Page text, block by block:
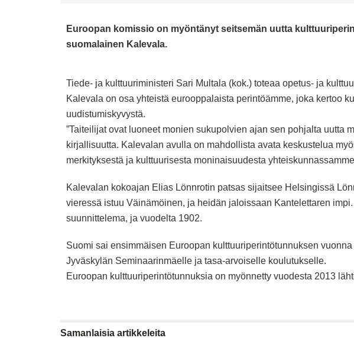
Euroopan komissio on myöntänyt seitsemän uutta
suomalainen Kalevala.
Tiede- ja kulttuuriministeri Sari Multala (kok.) toteaa opetus- ja
Kalevala on osa yhteistä eurooppalaista perintöämme, joka kertoo
uudistumiskyvystä.
”Taiteilijat ovat luoneet monien sukupolvien ajan sen pohjalta uutta
kirjallisuutta. Kalevalan avulla on mahdollista avata keskustelua
merkityksestä ja kulttuurisesta moninaisuudesta
Kalevalan kokoajan Elias Lönnrotin patsas sijaitsee Helsingissä
vieressä istuu Väinämöinen, ja heidän jaloissaan Kantelettaren
suunnittelema, ja vuodelta 1902.
Suomi sai ensimmäisen Euroopan kulttuuriperintötunnuksen
Jyväskylän Seminaarinmäelle ja tasa-arvoiselle koulutukselle.
Euroopan kulttuuriperintötunnuksia on myönnetty vuodesta 2013
Samanlaisia artikkeleita